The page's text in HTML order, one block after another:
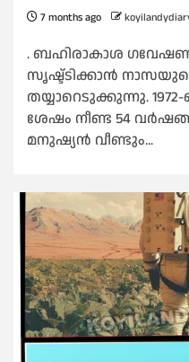
7 months ago
. ബഹിരാകാശ ഗവേഷണ
സൃഷ്ട്ടിക്കാൻ
തയ്യാറെടുക്കുന്നു.
ശേഷം നീണ്ട 54
മനുഷ്യൻ വീണ്ടും...